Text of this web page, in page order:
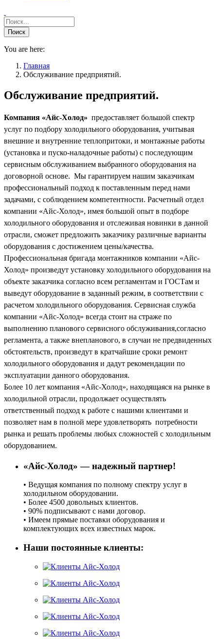
You are here:
Главная
Обслуживание предприятий.
Обслуживание предприятий.
Компания «Айс-Холод» предоставляет большой спектр
услуг по подбору холодильного оборудования, учитывая
внешние и внутренние теплопритоки, и монтажные работы
(установка и пуско-наладочные работы) с последующим
сервисным обслуживанием выбранного оборудования на
договорной основе. Мы гарантируем нашим заказчикам
профессиональный подход к поставленным перед нами
задачами, с соблюдением компетентности. Расчетный отдел
компании «Айс-Холод», имея большой опыт в подборе
холодильного оборудования и отслеживая новинки в данной
отрасли, сможет предложить заказчику различные варианты
оборудования с достижением цены/качества.
Профессиональная бригада монтажников компании «Айс-
Холод» произведут установку холодильного оборудования на
объекте заказчика согласно всем регламентам и ГОСТам и
выведут оборудование в заданный режим, в соответствии с
расчетом холодильного оборудования. Сервисная служба
компании «Айс-Холод» всегда стоит на страже по
выполнению планового сервисного обслуживания,согласно
регламента, а также внепланового, в случаи не предвиденных
обстоятельств, произведут в кратчайшие сроки ремонт
холодильного оборудования и дадут рекомендации по
эксплуатации данного оборудования.
Более 10 лет компания «Айс-Холод», находящаяся на рынке в
холодильной отрасли, продолжает осуществлять
ответственный подход к работе с нашими клиентами и
позволяет нам в полной мере удовлетворять потребности
рынка и решать проблемы любых сложностей с холодильным
оборудованием.
«Айс-Холод» — надежный партнер!
• Ведущая компания по полному спектру услуг в
холодильном оборудовании.
• Более 4500 довольных клиентов.
• 90% подписывают с нами договор.
• Имеем прямые поставки оборудования и
комплектующих всех известных марок.
Наши постоянные клиенты: